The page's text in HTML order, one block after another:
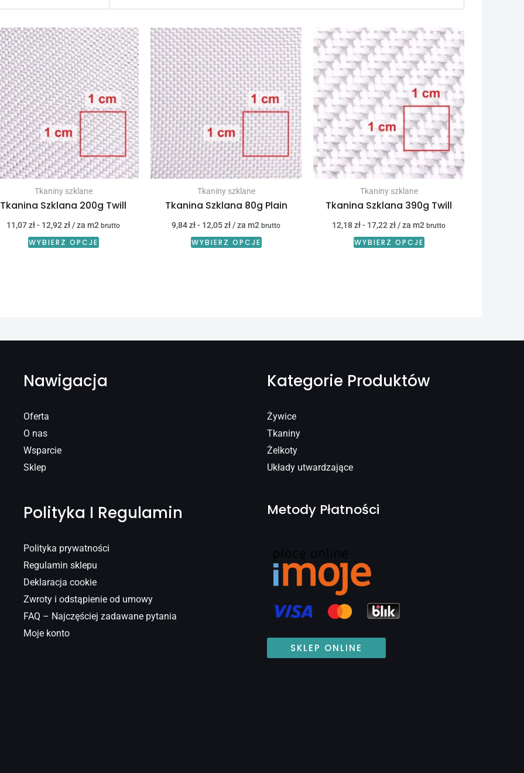
Tkaniny szklane
Tkanina Szklana 200g Twill
11,07zł- 12,92zł/ za m2 brutto
WYBIERZ OPCJE
Tkaniny szklane
Tkanina Szklana 80g Plain
9,84zł- 12,05zł/ za m2 brutto
WYBIERZ OPCJE
Tkaniny szklane
Tkanina Szklana 390g Twill
12,18zł- 17,22zł/ za m2 brutto
WYBIERZ OPCJE
Nawigacja
Oferta
O nas
Wsparcie
Sklep
Polityka I Regulamin
Polityka prywatności
Regulamin sklepu
Deklaracja cookie
Zwroty i odstąpienie od umowy
FAQ – Najczęściej zadawane pytania
Moje konto
Kategorie Produktów
Żywice
Tkaniny
Żelkoty
Układy utwardzające
Metody Płatności
SKLEP ONLINE